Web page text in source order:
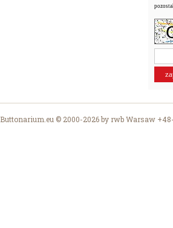
Buttonarium.eu © 2000-2026 by rwb Warsaw